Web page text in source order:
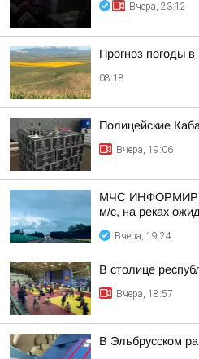
Вчера, 23:12
Прогноз погоды
08:18
Полицейские
Вчера, 19:06
МЧС
м/с, на реках
Вчера, 19:24
В столице
Вчера, 18:57
В Эльбрусском